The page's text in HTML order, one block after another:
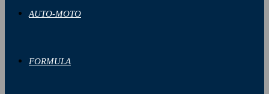
AUTO-MOTO
FORMULA